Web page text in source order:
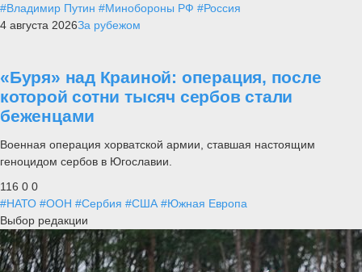
#Владимир Путин #Минобороны РФ #Россия
4 августа 2026За рубежом
«Буря» над Краиной: операция, после
которой сотни тысяч сербов стали
беженцами
Военная операция хорватской армии, ставшая настоящим
геноцидом сербов в Югославии.
116 0 0
#НАТО #ООН #Сербия #США #Южная Европа
Выбор редакции